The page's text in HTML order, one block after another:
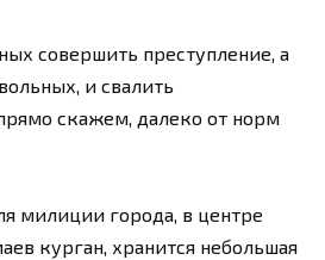
совершить преступление, а
и свалить
скажем, далеко от норм
милиции города, в центре
курган, хранится небольшая